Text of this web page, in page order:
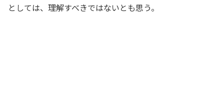
としては、理解すべきではないとも思う。